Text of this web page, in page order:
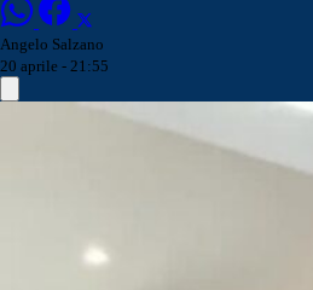
Angelo Salzano
20 aprile - 21:55